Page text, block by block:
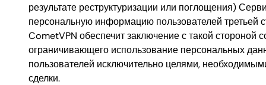
результате реструктуризации или поглощения)
персональную информацию пользователей третьей
CometVPN обеспечит заключение с такой стороной
ограничивающего использование персональных
пользователей исключительно целями,
сделки.